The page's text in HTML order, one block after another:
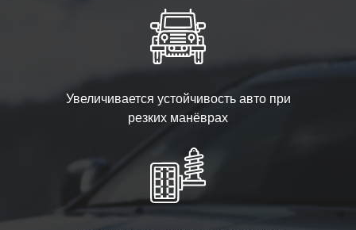
Увеличивается устойчивость авто при
резких манёврах